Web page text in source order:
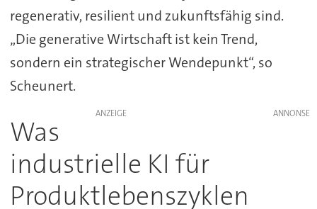
regenerativ, resilient und zukunftsfähig sind.
„Die generative Wirtschaft ist kein Trend,
sondern ein strategischer Wendepunkt“, so
Scheunert.
ANZEIGE
Was
industrielle KI für
Produktlebenszyklen